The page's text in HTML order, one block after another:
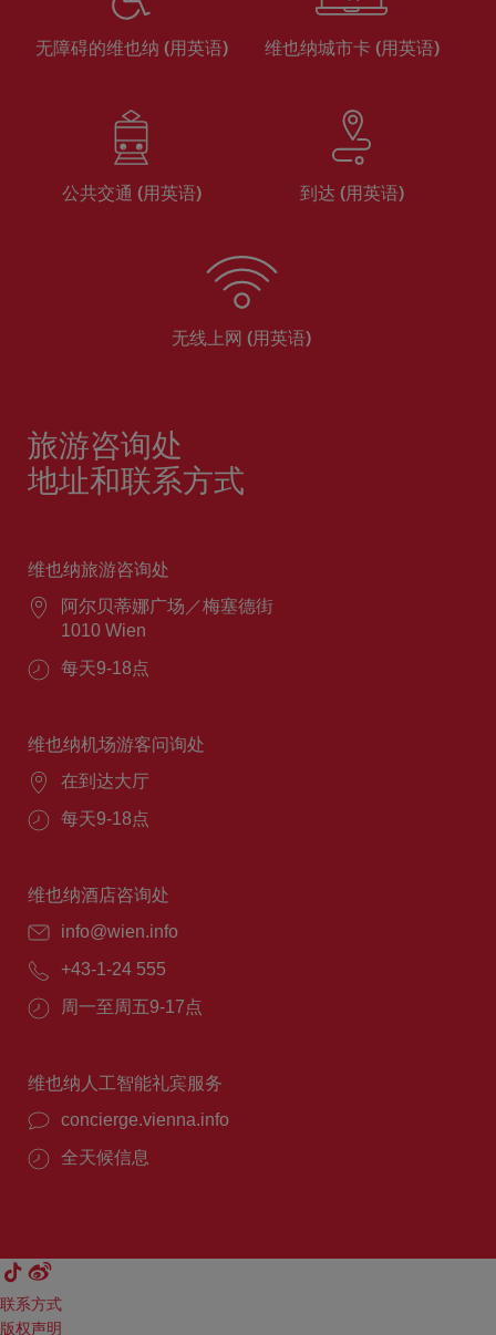
无障碍的维也纳 (用英语) 维也纳城市卡 (用英语)
公共交通 (用英语) 到达 (用英语)
无线上网 (用英语)
旅游咨询处
地址和联系方式
维也纳旅游咨询处
阿尔贝蒂娜广场／梅塞德街
1010 Wien
每天9-18点
维也纳机场游客问询处
在到达大厅
每天9-18点
维也纳酒店咨询处
info@wien.info
+43-1-24 555
周一至周五9-17点
维也纳人工智能礼宾服务
concierge.vienna.info
全天候信息
联系方式
版权声明